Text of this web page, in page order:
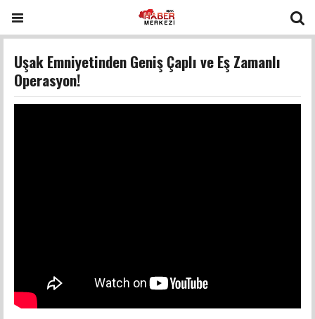
Uşak Emniyetinden Geniş Çaplı ve Eş Zamanlı
Operasyon!